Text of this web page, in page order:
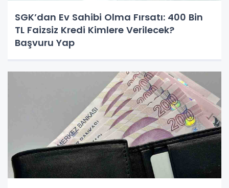
SGK’dan Ev Sahibi Olma Fırsatı: 400 Bin
TL Faizsiz Kredi Kimlere Verilecek?
Başvuru Yap